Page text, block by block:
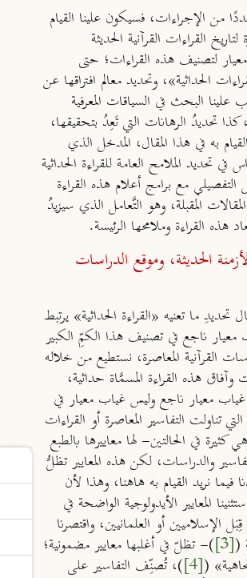
من الإجراءات، فسيكون علينا القيام
القراءات القرآنية الحديثة
معيار لتصنيف هذه القراءات؛ حتى
الحداثية»، وتحديد معالم افتراقها عن
البحث في السياقات المعرفية
كذا تحديدُ الرهانات التي تَعِدُ بتحقيقها،
به في هذا المقال، المدخل الذي
في تحديد الملامح العامة للقراءة الحداثية
التفصيلي مع برامج أعلام هذه القراءة
المقبلة، وهو التَّعامل الذي سيزيدُ
هذه القراءة وملامحها الرئيسة.
الحديثة، وموقع الدراسات
ما تعنيه «القراءة الحداثية» يرتبط
معيار ناجع في تصنيف هذا الكمِّ الكبير
القرآنية المعاصرة، نستطيع من خلاله
وآفاق هذه القراءة المسمَّاة حداثية،
معيار ناجع وليس غياب معيار في
تناولت التفاسير المعاصرة أو القراءات
كثيرة في الحالتين- لها معاييرها بالطبع
والدراسات، لكن هذه المعايير تظلُّ
نريد القيام به هاهنا، وهذا لأن
المعايير الأيدولوجية الواضحة في
الإسلاميين أو العلمانيين، واقتصرنا
(
[3] )- تظلّ في أغلبها معايير مضمونية؛
(
[4] )، تُصنِّف التفاسير على